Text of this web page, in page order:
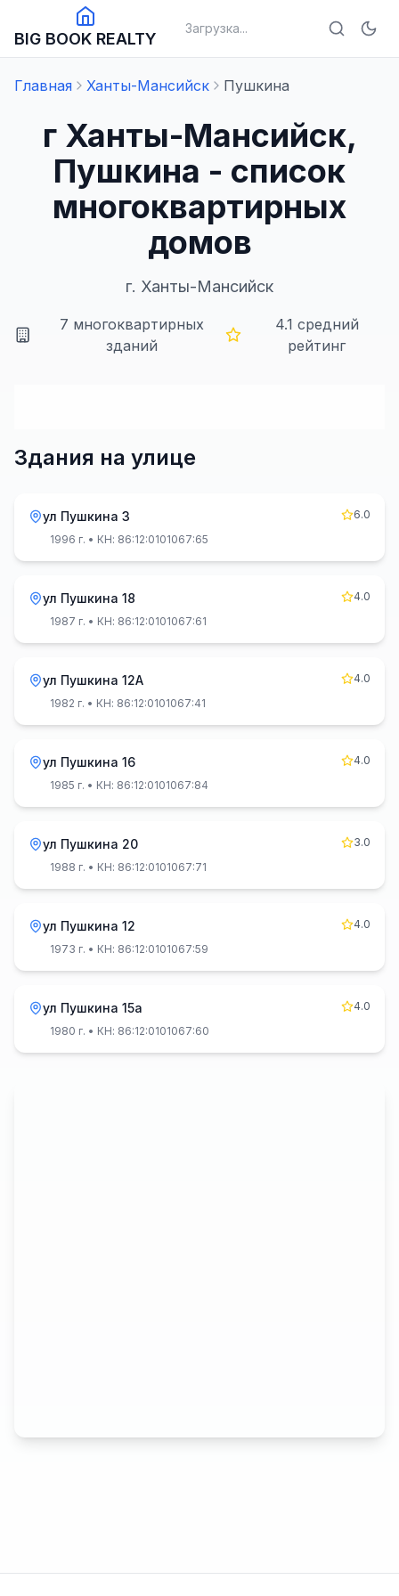
BIG BOOK REALTY
Загрузка...
Главная Ханты-Мансийск Пушкина
г Ханты-Мансийск,
Пушкина - список
многоквартирных
домов
г. Ханты-Мансийск
7 многоквартирных
зданий
4.1 средний
рейтинг
Здания на улице
ул Пушкина 3
6.0
1996 г. • КН: 86:12:0101067:65
ул Пушкина 18
4.0
1987 г. • КН: 86:12:0101067:61
ул Пушкина 12А
4.0
1982 г. • КН: 86:12:0101067:41
ул Пушкина 16
4.0
1985 г. • КН: 86:12:0101067:84
ул Пушкина 20
3.0
1988 г. • КН: 86:12:0101067:71
ул Пушкина 12
4.0
1973 г. • КН: 86:12:0101067:59
ул Пушкина 15а
4.0
1980 г. • КН: 86:12:0101067:60